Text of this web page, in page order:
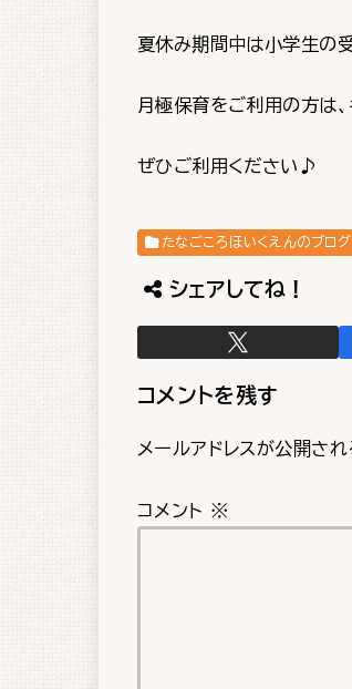
夏休み期間中は小学生の
月極保育をご利用の方は
ぜひご利用ください♪
たなごころほいくえんのブログ
シェアしてね！
コメントを残す
メールアドレスが公開され
コメント ※